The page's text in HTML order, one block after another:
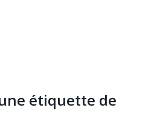
étiquette de